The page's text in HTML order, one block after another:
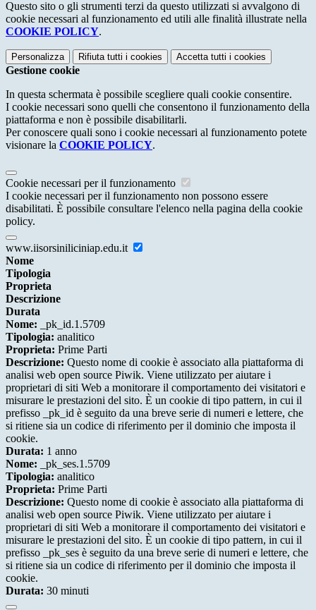
Questo sito o gli strumenti terzi da questo utilizzati si avvalgono di
cookie necessari al funzionamento ed utili alle finalità illustrate nella
COOKIE POLICY.
Personalizza Rifiuta tutti i cookies Accetta tutti i cookies
Gestione cookie
In questa schermata è possibile scegliere quali cookie consentire.
I cookie necessari sono quelli che consentono il funzionamento della
piattaforma e non è possibile disabilitarli.
Per conoscere quali sono i cookie necessari al funzionamento potete
visionare la COOKIE POLICY.
Cookie necessari per il funzionamento
I cookie necessari per il funzionamento non possono essere
disabilitati. È possibile consultare l'elenco nella pagina della cookie
policy.
www.iisorsiniliciniap.edu.it
Nome
Tipologia
Proprieta
Descrizione
Durata
Nome: _pk_id.1.5709
Tipologia: analitico
Proprieta: Prime Parti
Descrizione: Questo nome di cookie è associato alla piattaforma di
analisi web open source Piwik. Viene utilizzato per aiutare i
proprietari di siti Web a monitorare il comportamento dei visitatori e
misurare le prestazioni del sito. È un cookie di tipo pattern, in cui il
prefisso _pk_id è seguito da una breve serie di numeri e lettere, che
si ritiene sia un codice di riferimento per il dominio che imposta il
cookie.
Durata: 1 anno
Nome: _pk_ses.1.5709
Tipologia: analitico
Proprieta: Prime Parti
Descrizione: Questo nome di cookie è associato alla piattaforma di
analisi web open source Piwik. Viene utilizzato per aiutare i
proprietari di siti Web a monitorare il comportamento dei visitatori e
misurare le prestazioni del sito. È un cookie di tipo pattern, in cui il
prefisso _pk_ses è seguito da una breve serie di numeri e lettere, che
si ritiene sia un codice di riferimento per il dominio che imposta il
cookie.
Durata: 30 minuti